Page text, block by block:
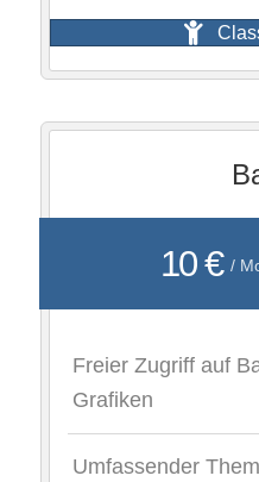
10 € /
Freier Zugriff auf
Grafiken
Umfassender